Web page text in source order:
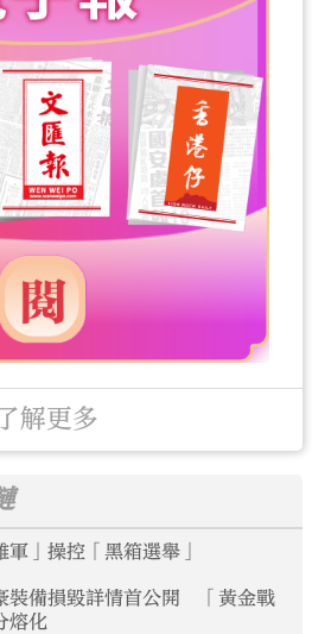
解更多
」操控「黑箱選舉」
裝備損毀詳情首公開 「黃金戰
熔化